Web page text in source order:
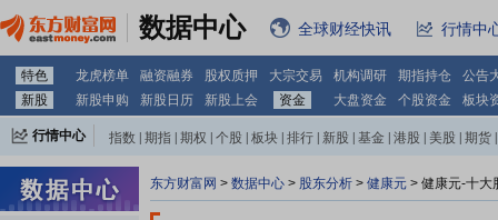
数据中心 全球财经快讯 行情中
特色 龙虎榜单 融资融券 股权质押 大宗交易 机构调研 期指持仓
公告
新股
新股申购 新股日历 新股上会 资金 大盘资金 个股资金 板块
行情中心 指数 期指 期权 个股 板块 排行 新股 基金 港股 美股 期货
东方财富网 > 数据中心 > 股东分析 > 健康元 > 健康元-十大